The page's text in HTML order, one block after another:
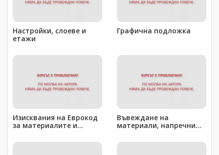
Настройки, слоеве и
етажи
Графична подложка
Изисквания на Еврокод
за материалите и
елементите
Въвеждане на
материали, напречни
PSCAD